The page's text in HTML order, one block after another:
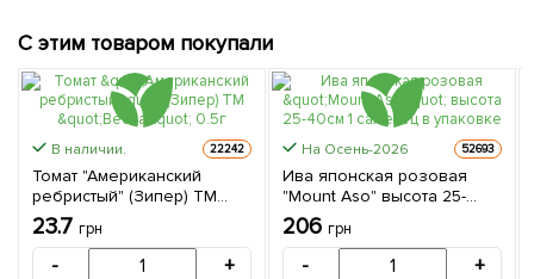
С этим товаром покупали
В наличии. 22242
Томат "Американский
ребристый" (Зипер) ТМ
"Весна" 0.5г
23.7 грн
- +
На Осень-2026 52693
Ива японская розовая
"Mount Aso" высота 25-
40см 1 саженец в упаковке
206 грн
- +